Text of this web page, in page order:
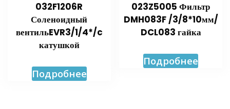
032F1206R
Соленоидный
вентильEVR3/1/4*/c
катушкой
Подробнее
023Z5005 Фильтр
DMH083F /3/8*10мм/
DCL083 гайка
Подробнее